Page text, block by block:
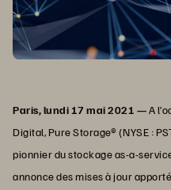
Paris, lundi 17 mai 2021 —A
Digital, Pure Storage® (NYSE :
pionnier du stockage as-a-
annonce des mises à jour